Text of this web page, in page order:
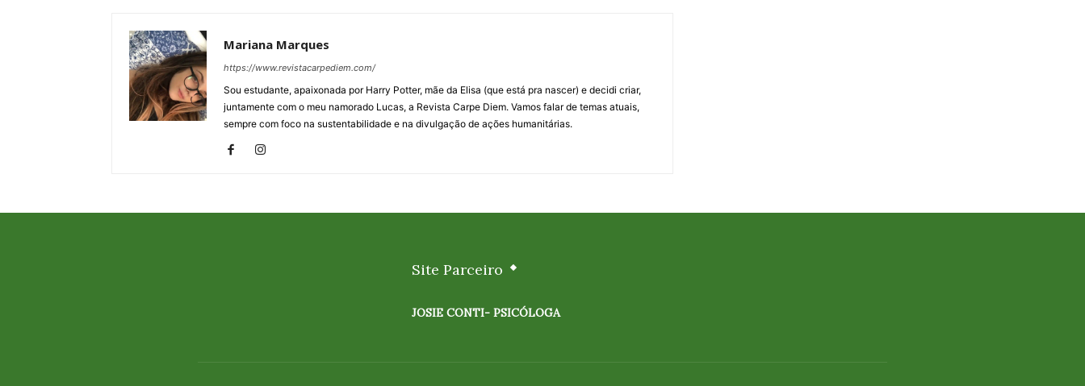
Mariana Marques
https://www.revistacarpediem.com/
Sou estudante, apaixonada por Harry Potter, mãe da Elisa (que está pra nascer) e decidi criar,
juntamente com o meu namorado Lucas, a Revista Carpe Diem. Vamos falar de temas atuais,
sempre com foco na sustentabilidade e na divulgação de ações humanitárias.
Site Parceiro
JOSIE CONTI- PSICÓLOGA